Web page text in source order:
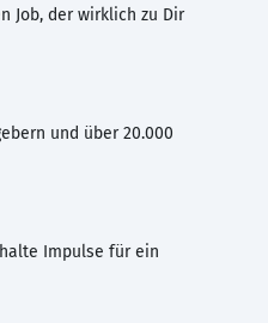
Job, der wirklich zu Dir
und über 20.000
Impulse für ein